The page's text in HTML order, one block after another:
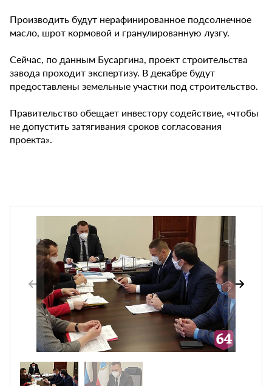
Производить будут нерафинированное подсолнечное
масло, шрот кормовой и гранулированную лузгу.
Сейчас, по данным Бусаргина, проект строительства
завода проходит экспертизу. В декабре будут
предоставлены земельные участки под строительство.
Правительство обещает инвестору содействие, «чтобы
не допустить затягивания сроков согласования
проекта».